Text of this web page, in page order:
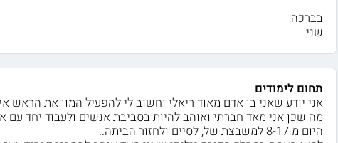
בברכה,
שני
תחום לימודים
אני יודע שאני בן אדם מאוד ריאלי וחשוב לי להפעיל המון את
מה שכן אני מאד חברתי ואוהב להיות בסביבת אנשים ולעבוד יחד
היום מ 8-17 למשבצת של, לסיים ולחזור הביתה..